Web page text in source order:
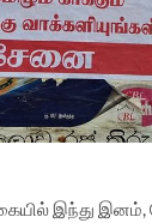
இந்து இனம்,